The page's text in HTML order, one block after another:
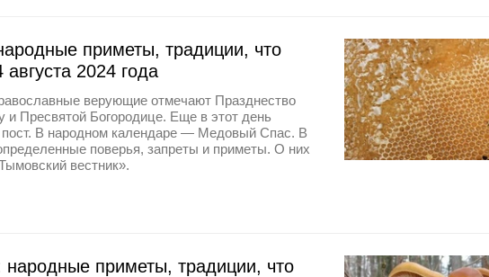
приметы, традиции, что
2024 года
верующие отмечают Празднество
и Пресвятой Богородице. Еще в этот день
пост. В народном календаре — Медовый Спас. В
поверья, запреты и приметы. О них
вестник».
приметы, традиции, что